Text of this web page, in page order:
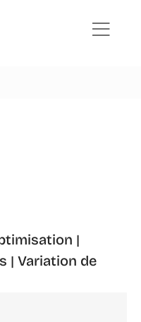
|
| Variation de